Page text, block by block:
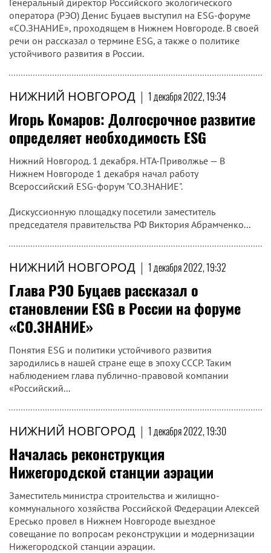
Генеральный директор Российского экологического
оператора (РЭО) Денис Буцаев выступил на ESG-форуме
«СО.ЗНАНИЕ», проходящем в Нижнем Новгороде. В своей
речи он рассказал о термине ESG, а также о политике
устойчивого развития в России.
НИЖНИЙ НОВГОРОД | 1 декабря 2022, 19:34
Игорь Комаров: Долгосрочное развитие
определяет необходимость ESG
Нижний Новгород. 1 декабря. НТА-Приволжье — В
Нижнем Новгороде 1 декабря начал работу
Всероссийский ESG-форум "СО.ЗНАНИЕ".
Дискуссионную площадку посетили заместитель
председателя правительства РФ Виктория Абрамченко...
НИЖНИЙ НОВГОРОД | 1 декабря 2022, 19:32
Глава РЭО Буцаев рассказал о
становлении ESG в России на форуме
«СО.ЗНАНИЕ»
Понятия ESG и политики устойчивого развития
зародились в нашей стране еще в эпоху СССР. Таким
наблюдением глава публично-правовой компании
«Российский...
НИЖНИЙ НОВГОРОД | 1 декабря 2022, 19:30
Началась реконструкция
Нижегородской станции аэрации
Заместитель министра строительства и жилищно-
коммунального хозяйства Российской Федерации Алексей
Ересько провел в Нижнем Новгороде выездное
совещание по вопросам реконструкции и модернизации
Нижегородской станции аэрации.